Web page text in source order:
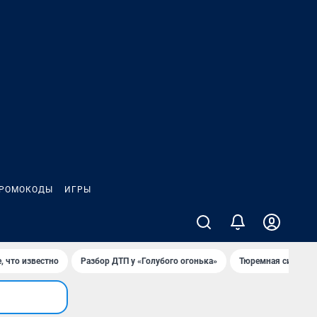
ИГРЫ
что известно Разбор ДТП у «Голубого огонька» Тюремная